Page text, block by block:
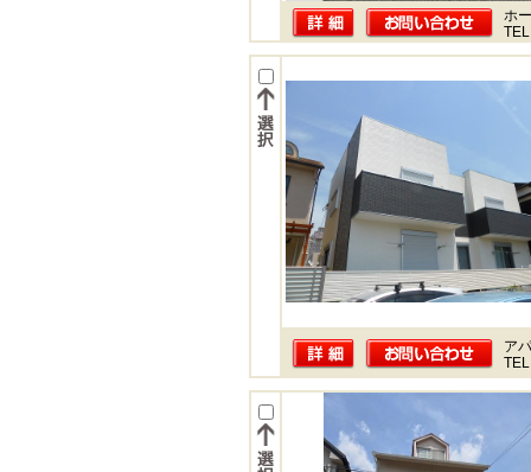
ホ
ア